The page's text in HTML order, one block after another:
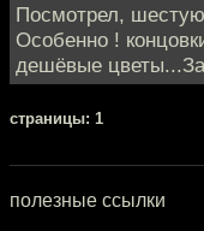
Посмотрел,
Особенно !
дешёвые
cтраницы: 1
полезные ссылки